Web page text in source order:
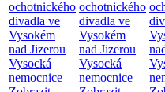
ochotnického
divadla ve
Vysokém
nad Jizerou
Vysocká
nemocnice
ochotnického
divadla ve
Vysokém
nad Jizerou
Vysocká
nemocnice